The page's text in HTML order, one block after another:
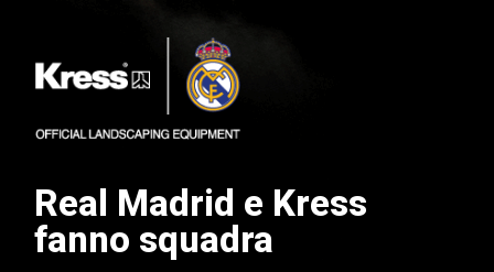
Real Madrid e Kress
fanno squadra